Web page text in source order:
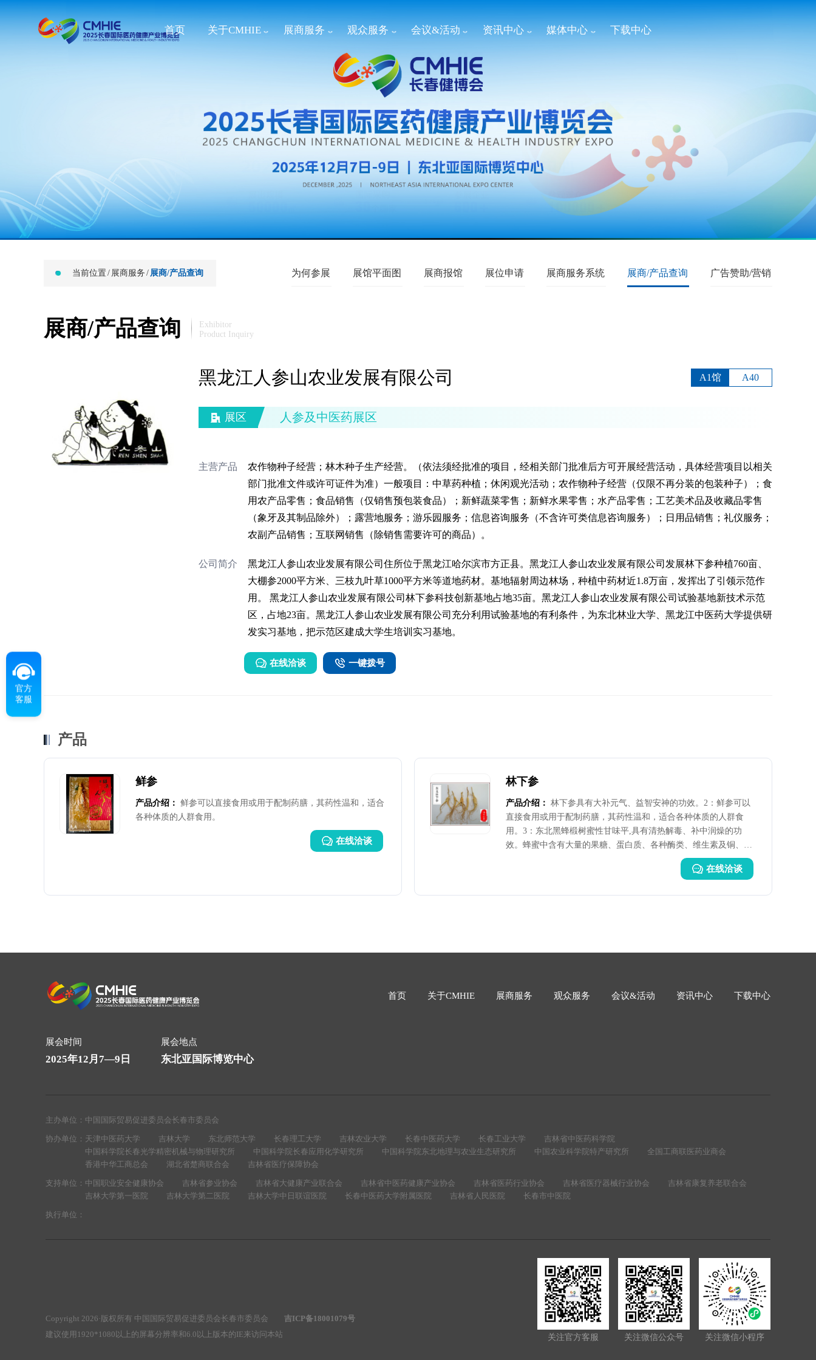
首页 关于CMHIE 展商服务 观众服务 会议&活动 资讯中心 媒体中心 下载中心
当前位置/ 展商服务 / 展商/产品查询 为何参展 展馆平面图 展商报馆 展位申请 展商服务系统 展商/产品查询 广告赞助/营销
展商/产品查询
Exhibitor
Product Inquiry
黑龙江人参山农业发展有限公司 A1馆 A40
展区 人参及中医药展区
主营产品
农作物种子经营；林木种子生产经营。（依法须经批准的项目，经相关部门批准后方可开展经营活动，具体经营项目以相关
部门批准文件或许可证件为准）一般项目：中草药种植；休闲观光活动；农作物种子经营（仅限不再分装的包装种子）；食
用农产品零售；食品销售（仅销售预包装食品）；新鲜蔬菜零售；新鲜水果零售；水产品零售；工艺美术品及收藏品零售
（象牙及其制品除外）；露营地服务；游乐园服务；信息咨询服务（不含许可类信息咨询服务）；日用品销售；礼仪服务；
农副产品销售；互联网销售（除销售需要许可的商品）。
公司简介
黑龙江人参山农业发展有限公司住所位于黑龙江哈尔滨市方正县。黑龙江人参山农业发展有限公司发展林下参种植760亩、
大棚参2000平方米、三枝九叶草1000平方米等道地药材。基地辐射周边林场，种植中药材近1.8万亩，发挥出了引领示范作
用。 黑龙江人参山农业发展有限公司林下参科技创新基地占地35亩。黑龙江人参山农业发展有限公司试验基地新技术示范
区，占地23亩。黑龙江人参山农业发展有限公司充分利用试验基地的有利条件，为东北林业大学、黑龙江中医药大学提供研
发实习基地，把示范区建成大学生培训实习基地。
在线洽谈 一键拨号
产品
鲜参
产品介绍： 鲜参可以直接食用或用于配制药膳，其药性温和，适合
各种体质的人群食用。
在线洽谈
林下参
产品介绍： 林下参具有大补元气、益智安神的功效。2：鲜参可以
直接食用或用于配制药膳，其药性温和，适合各种体质的人群食
用。3：东北黑蜂椴树蜜性甘味平,具有清热解毒、补中润燥的功
效。蜂蜜中含有大量的果糖、蛋白质、各种酶类、维生素及铜、
铁、锰、镍等多种微量元素。因此,常食蜂蜜不但可以保健,还可以
在线洽谈
官方
客服
首页 关于CMHIE 展商服务 观众服务 会议&活动 资讯中心 下载中心
展会时间
2025年12月7—9日
展会地点
东北亚国际博览中心
主办单位： 中国国际贸易促进委员会长春市委员会
协办单位： 天津中医药大学 吉林大学 东北师范大学 长春理工大学 吉林农业大学 长春中医药大学 长春工业大学
吉林省中医药科学院
中国科学院长春光学精密机械与物理研究所
中国科学院长春应用化学研究所 中国科学院东北地理与农业生态研究所 中国农业科学院特产研究所
全国工商联医药业商会
香港中华工商总会
湖北省楚商联合会 吉林省医疗保障协会
支持单位： 中国职业安全健康协会 吉林省参业协会 吉林省大健康产业联合会 吉林省中医药健康产业协会 吉林省医药行业协会 吉林省医疗器械行业协会
吉林省康复养老联合会
吉林大学第一医院
吉林大学第二医院 吉林大学中日联谊医院 长春中医药大学附属医院 吉林省人民医院 长春市中医院
执行单位：
Copyright 2026·版权所有 中国国际贸易促进委员会长春市委员会 吉ICP备18001079号
建议使用1920*1080以上的屏幕分辨率和6.0以上版本的IE来访问本站
关注官方客服 关注微信公众号 关注微信小程序